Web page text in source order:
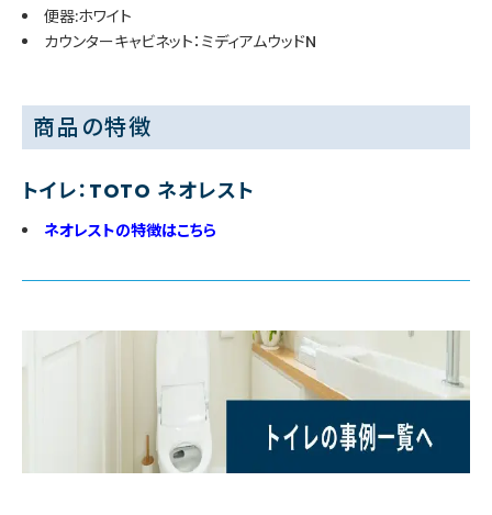
便器:ホワイト
カウンターキャビネット：ミディアムウッドN
商品の特徴
トイレ：TOTO ネオレスト
ネオレストの特徴はこちら